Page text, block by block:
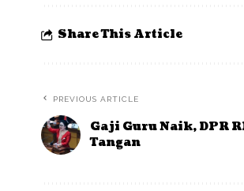
Share This Article
PREVIOUS ARTICLE
Gaji Guru Naik, DPR
Tangan